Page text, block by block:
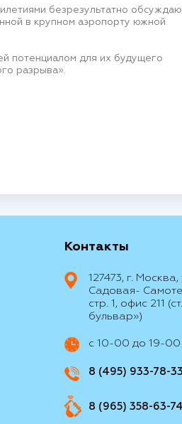
безрезультатно
в крупном аэропорту южной
потенциалом для их будущего
разрыва».
Контакты
127473, г. Москва,
Садовая-
стр. 1, офис 211
бульвар»)
с 10-00 до 19-00
8 (495) 933-78-33
8 (965) 358-63-74